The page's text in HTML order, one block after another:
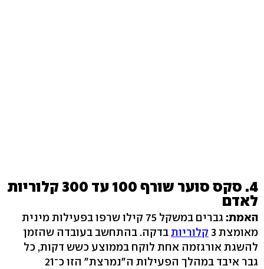
4. סקס סוער שורף 100 עד 300 קלוריות
לאדם
האמת:
גברים במשקל 75 קילו שרפו בפעילות מינית
מאומצת 3
קלוריותבדקה. בהתחשב בעובדה שהזמן
להשגת אורגזמה אחת לוקח בממוצע כשש דקות, כל
גבר איבד במהלך הפעילות ה"נמרצת" הזו כ־21